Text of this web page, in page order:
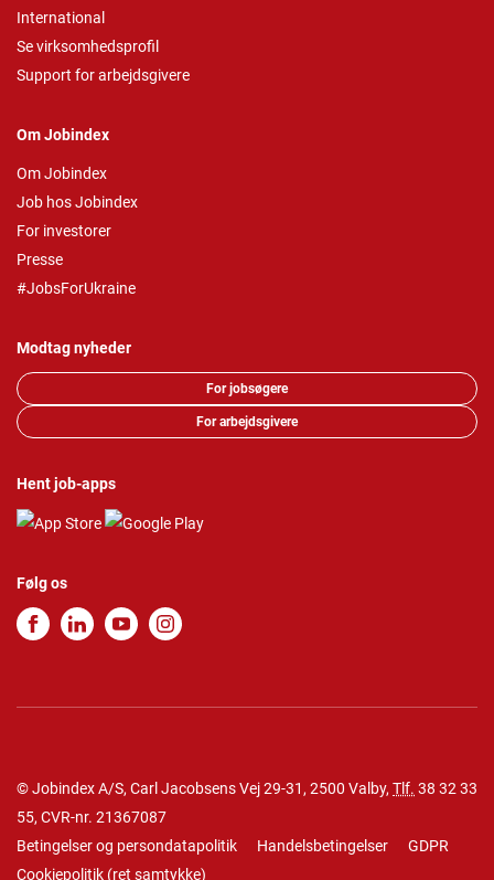
International
Se virksomhedsprofil
Support for arbejdsgivere
Om Jobindex
Om Jobindex
Job hos Jobindex
For investorer
Presse
#JobsForUkraine
Modtag nyheder
For jobsøgere
For arbejdsgivere
Hent job-apps
Følg os
© Jobindex A/S, Carl Jacobsens Vej 29-31, 2500 Valby, Tlf. 38 32 33
55, CVR-nr. 21367087
Betingelser og persondatapolitik
Handelsbetingelser
GDPR
Cookiepolitik (ret samtykke)